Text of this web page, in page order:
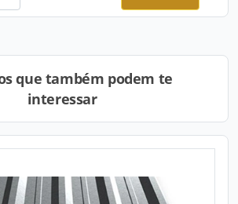
que também podem te
interessar